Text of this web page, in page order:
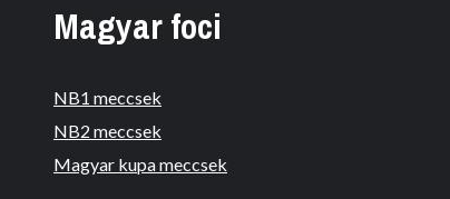
Magyar foci
NB1 meccsek
NB2 meccsek
Magyar kupa meccsek